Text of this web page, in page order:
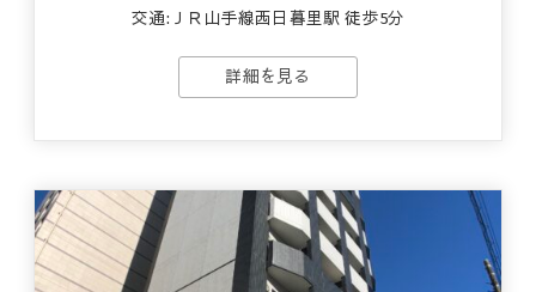
交通:ＪＲ山手線西日暮里駅 徒歩5分
詳細を見る